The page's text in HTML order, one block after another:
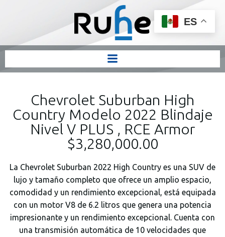
Chevrolet Suburban High
Country Modelo 2022 Blindaje
Nivel V PLUS , RCE Armor
$3,280,000.00
La Chevrolet Suburban 2022 High Country es una SUV de
lujo y tamaño completo que ofrece un amplio espacio,
comodidad y un rendimiento excepcional, está equipada
con un motor V8 de 6.2 litros que genera una potencia
impresionante y un rendimiento excepcional. Cuenta con
una transmisión automática de 10 velocidades que
ES